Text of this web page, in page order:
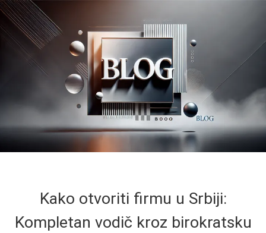
Kako otvoriti firmu u Srbiji:
Kompletan vodič kroz birokratsku